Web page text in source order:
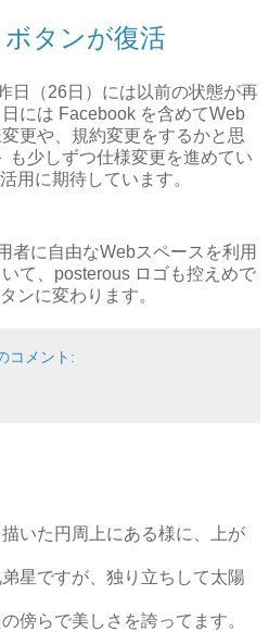
タンが復活
日（26日）には以前の状態が再
には Facebook を含めてWeb
更や、規約変更をするかと思
も少しずつ仕様変更を進めてい
用に期待しています。
者に自由なWebスペースを利用
て、posterous ロゴも控えめで
ンに変わります。
コメント:
いた円周上にある様に、上が
星ですが、独り立ちして太陽
傍らで美しさを誇ってます。